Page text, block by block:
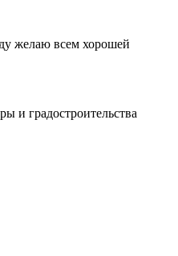
желаю всем хорошей
и градостроительства